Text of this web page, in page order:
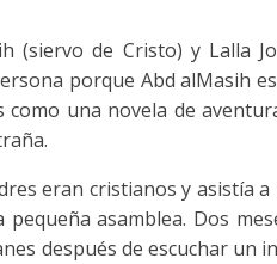
de Cristo) y Lalla
porque Abd alMasih
una novela de
eran cristianos y asistía
asamblea. Dos
después de escuchar un